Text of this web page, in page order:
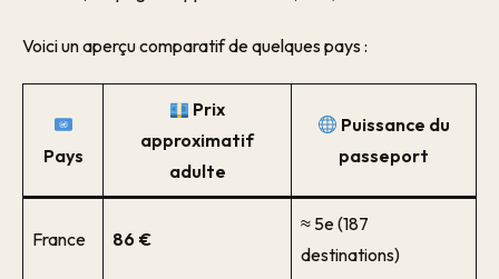
Voici un aperçu comparatif de quelques pays :
Pays
Prix
approximatif
adulte
Puissance du
passeport
France 86 €
≈ 5e (187
destinations)